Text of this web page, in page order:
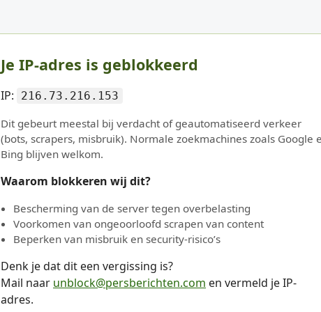
Je IP-adres is geblokkeerd
IP: 216.73.216.153
Dit gebeurt meestal bij verdacht of geautomatiseerd verkeer
(bots, scrapers, misbruik). Normale zoekmachines zoals Google
Bing blijven welkom.
Waarom blokkeren wij dit?
Bescherming van de server tegen overbelasting
Voorkomen van ongeoorloofd scrapen van content
Beperken van misbruik en security-risico’s
Denk je dat dit een vergissing is?
Mail naar unblock@persberichten.com en vermeld je IP-
adres.